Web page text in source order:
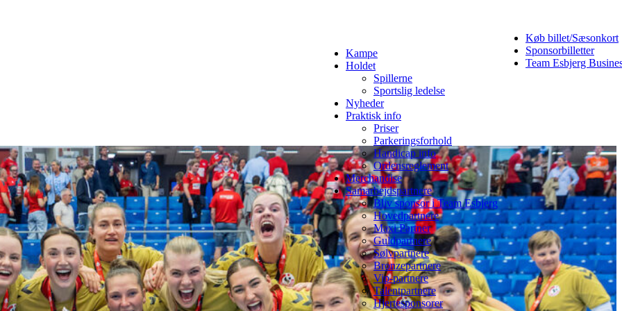
Køb billet/Sæsonkort
Sponsorbilletter
Team Esbjerg
Kampe
Holdet
Spillerne
Sportslig ledelse
Nyheder
Praktisk info
Priser
Parkeringsforhold
Handicap info
Ordensreglement
Merchandise
Samarbejdspartnere
Bliv sponsor i Team Esbjerg
Hovedpartnere
Maxi Partner
Guldpartnere
Sølvpartnere
Bronzepartnere
Vip-partnere
Talentpartnere
Hjertesponsorer